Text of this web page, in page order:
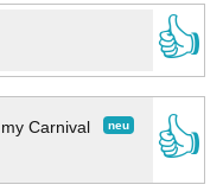
👍
neu
Carnival
👍